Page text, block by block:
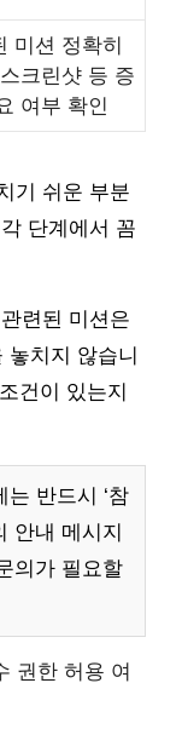
미션 정확히
크린샷 등 증
여부 확인
기 쉬운 부분
단계에서 꼼
련된 미션은
치지 않습니
건이 있는지
반드시 ‘참
안내 메시지
의가 필요할
권한 허용 여